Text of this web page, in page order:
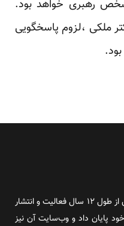
رهبری خواهد بود.
ملکی ،لزوم پاسخگویی
روز آنلاین روزنامه‌ای اینترنتی بود که پس از طول ۱۲ سال فعالیت و انتشار
۲۰۱۶ به فعالیت خود پایان داد و وب‌سایت آن نیز